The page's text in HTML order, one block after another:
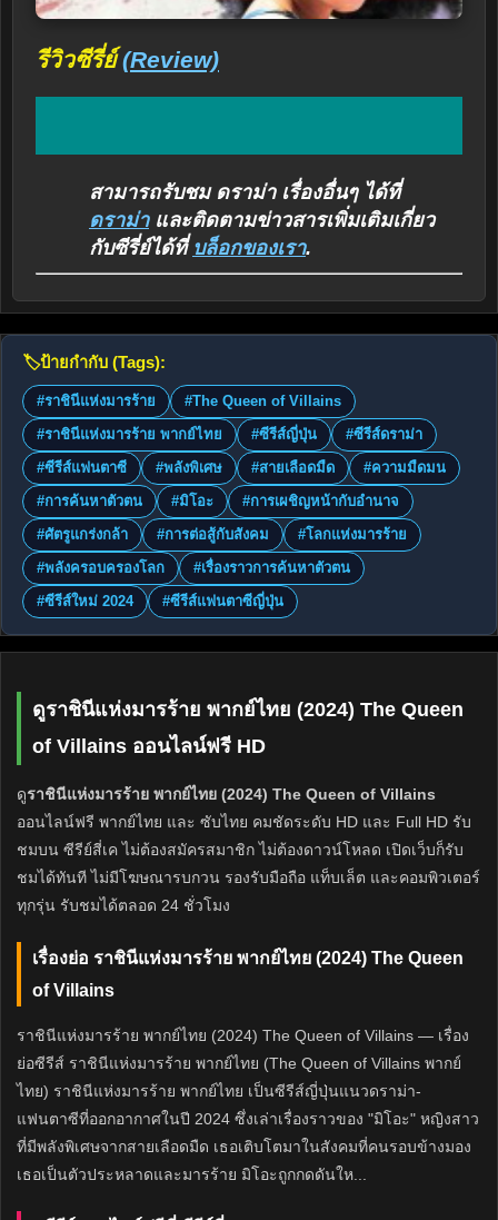
รีวิวซีรี่ย์(Review)
สามารถรับชม ดราม่า เรื่องอื่นๆ ได้ที่
ดราม่าและติดตามข่าวสารเพิ่มเติมเกี่ยว
กับซีรี่ย์ได้ที่ บล็อกของเรา.
🏷️ป้ายกำกับ (Tags):
#ราชินีแห่งมารร้าย
#The Queen of Villains
#ราชินีแห่งมารร้าย พากย์ไทย
#ซีรีส์ญี่ปุ่น
#ซีรีส์ดราม่า
#ซีรีส์แฟนตาซี
#พลังพิเศษ #สายเลือดมืด
#ความมืดมน
#การค้นหาตัวตน
#มิโอะ
#การเผชิญหน้ากับอำนาจ
#ศัตรูแกร่งกล้า
#การต่อสู้กับสังคม
#โลกแห่งมารร้าย
#พลังครอบครองโลก
#เรื่องราวการค้นหาตัวตน
#ซีรีส์ใหม่ 2024
#ซีรีส์แฟนตาซีญี่ปุ่น
ดูราชินีแห่งมารร้าย พากย์ไทย (2024) The Queen
of Villains ออนไลน์ฟรี HD
ดูราชินีแห่งมารร้าย พากย์ไทย (2024) The Queen of Villains
ออนไลน์ฟรี พากย์ไทย และ ซับไทย คมชัดระดับ HD และ Full HD รับ
ชมบน ซีรีย์สี่เค ไม่ต้องสมัครสมาชิก ไม่ต้องดาวน์โหลด เปิดเว็บก็รับ
ชมได้ทันที ไม่มีโฆษณารบกวน รองรับมือถือ แท็บเล็ต และคอมพิวเตอร์
ทุกรุ่น รับชมได้ตลอด 24 ชั่วโมง
เรื่องย่อ ราชินีแห่งมารร้าย พากย์ไทย (2024) The Queen
of Villains
ราชินีแห่งมารร้าย พากย์ไทย (2024) The Queen of Villains — เรื่อง
ย่อซีรีส์ ราชินีแห่งมารร้าย พากย์ไทย (The Queen of Villains พากย์
ไทย) ราชินีแห่งมารร้าย พากย์ไทย เป็นซีรีส์ญี่ปุ่นแนวดราม่า-
แฟนตาซีที่ออกอากาศในปี 2024 ซึ่งเล่าเรื่องราวของ "มิโอะ" หญิงสาว
ที่มีพลังพิเศษจากสายเลือดมืด เธอเติบโตมาในสังคมที่คนรอบข้างมอง
เธอเป็นตัวประหลาดและมารร้าย มิโอะถูกกดดันให...